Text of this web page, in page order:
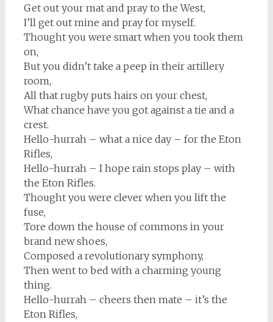
Get out your mat and pray to the West,
I’ll get out mine and pray for myself.
Thought you were smart when you took them
on,
But you didn’t take a peep in their artillery
room,
All that rugby puts hairs on your chest,
What chance have you got against a tie and a
crest.
Hello-hurrah – what a nice day – for the Eton
Rifles,
Hello-hurrah – I hope rain stops play – with
the Eton Rifles.
Thought you were clever when you lift the
fuse,
Tore down the house of commons in your
brand new shoes,
Composed a revolutionary symphony,
Then went to bed with a charming young
thing.
Hello-hurrah – cheers then mate – it’s the
Eton Rifles,